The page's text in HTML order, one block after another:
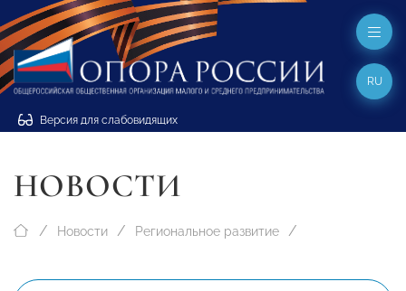
Версия для слабовидящих
RU
НОВОСТИ
Новости Региональное развитие